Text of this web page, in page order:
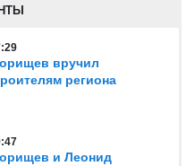
вручил
региона
и Леонид